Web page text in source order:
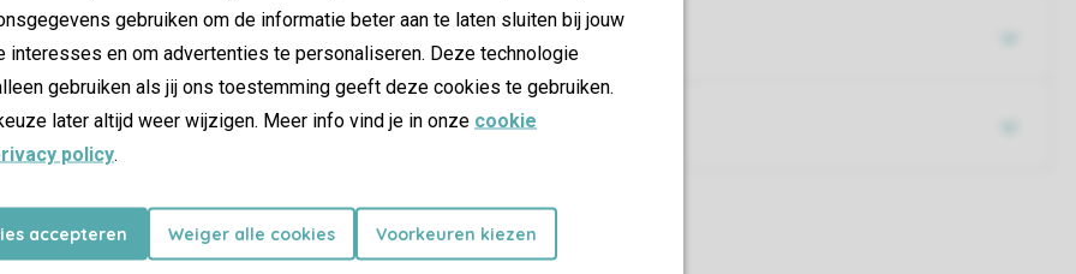
gebruiken om de informatie beter aan te laten sluiten bij jouw
interesses en om advertenties te personaliseren. Deze technologie
gebruiken als jij ons toestemming geeft deze cookies te gebruiken.
later altijd weer wijzigen. Meer info vind je in onze cookie
policy.
accepteren Weiger alle cookies Voorkeuren kiezen